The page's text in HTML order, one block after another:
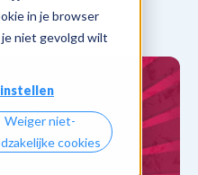
in je browser
niet gevolgd wilt
Weiger niet-
cookies